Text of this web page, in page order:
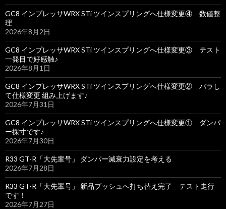
GC8 インプレッサWRX STi ツインスプリングへ仕様変更④ 数値整
理
2026年8月2日
GC8 インプレッサWRX STi ツインスプリングへ仕様変更③ テスト
一発目で好感触♪
2026年8月1日
GC8 インプレッサWRX STi ツインスプリングへ仕様変更② バラし
て仕様変更 組み上げます♪
2026年7月31日
GC8 インプレッサWRX STi ツインスプリングへ仕様変更① ダンパ
ー採寸です♪
2026年7月30日
R33 GT-R「大先輩号」 ダンパー減衰力設定を考える
2026年7月28日
R33 GT-R「大先輩号」 新品ブッシュへ打ち替え完了 テスト走行
です！
2026年7月27日